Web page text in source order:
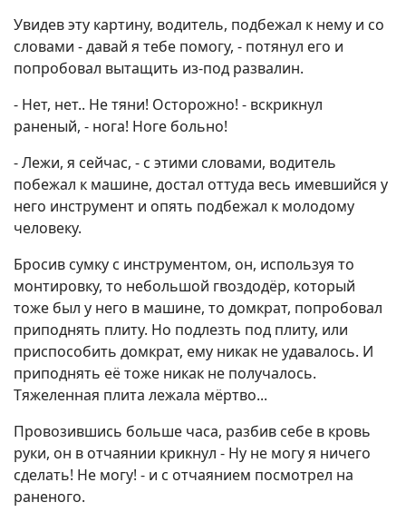
Увидев эту картину, водитель, подбежал к нему и со
словами - давай я тебе помогу, - потянул его и
попробовал вытащить из-под развалин.
- Нет, нет.. Не тяни! Осторожно! - вскрикнул
раненый, - нога! Ноге больно!
- Лежи, я сейчас, - с этими словами, водитель
побежал к машине, достал оттуда весь имевшийся у
него инструмент и опять подбежал к молодому
человеку.
Бросив сумку с инструментом, он, используя то
монтировку, то небольшой гвоздодёр, который
тоже был у него в машине, то домкрат, попробовал
приподнять плиту. Но подлезть под плиту, или
приспособить домкрат, ему никак не удавалось. И
приподнять её тоже никак не получалось.
Тяжеленная плита лежала мёртво...
Провозившись больше часа, разбив себе в кровь
руки, он в отчаянии крикнул - Ну не могу я ничего
сделать! Не могу! - и с отчаянием посмотрел на
раненого.